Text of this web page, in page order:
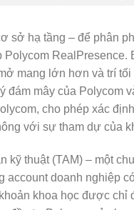
sở hạ tầng – để phân
Polycom RealPresence.
mang lớn hơn và trí tối
đám mây của Polycom
cho phép xác
với sự tham dự của
kỹ thuật (TAM) – một
account doanh nghiệp
khoa học được chỉ